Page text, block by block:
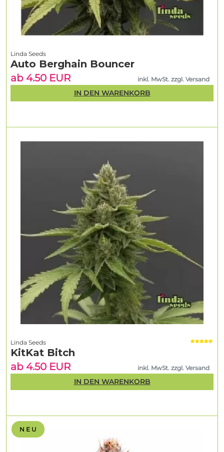
N E U
Linda Seeds
KitKat Bitch
ab 4.50 EUR
inkl. MwSt. zzgl. Versand
IN DEN WARENKORB
Linda Seeds
Auto Berghain Bouncer
ab 4.50 EUR
inkl. MwSt. zzgl. Versand
IN DEN WARENKORB